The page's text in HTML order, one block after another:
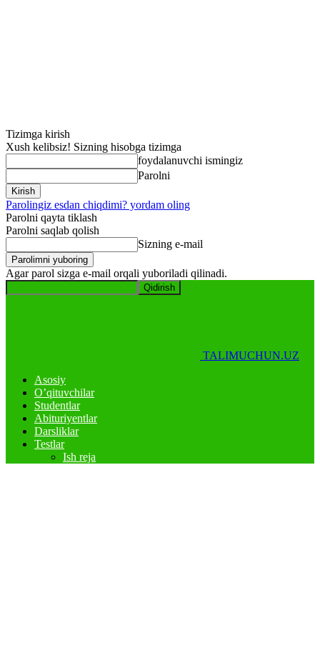
Tizimga kirish
Xush kelibsiz! Sizning hisobga tizimga
foydalanuvchi ismingiz
Parolni
Parolingiz esdan chiqdimi? yordam oling
Parolni qayta tiklash
Parolni saqlab qolish
Sizning e-mail
Agar parol sizga e-mail orqali yuboriladi qilinadi.
TALIMUCHUN.UZ
Asosiy
O’qituvchilar
Studentlar
Abituriyentlar
Darsliklar
Testlar
Ish reja